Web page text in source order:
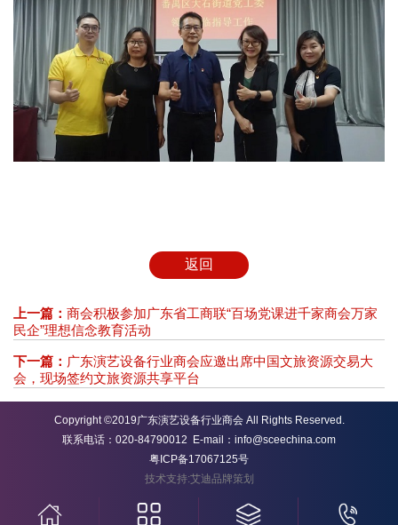
返回
上一篇： 商会积极参加广东省工商联“百场党课进千家商会万家
民企”理想信念教育活动
下一篇： 广东演艺设备行业商会应邀出席中国文旅资源交易大
会，现场签约文旅资源共享平台
Copyright ©2019广东演艺设备行业商会 All Rights Reserved.
联系电话：020-84790012 E-mail：info@sceechina.com
粤ICP备17067125号
技术支持:艾迪品牌策划